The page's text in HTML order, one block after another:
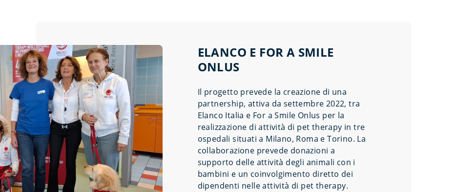
ELANCO E FOR A SMILE
ONLUS
Il progetto prevede la creazione di una
partnership, attiva da settembre 2022, tra
Elanco Italia e For a Smile Onlus per la
realizzazione di attività di pet therapy in tre
ospedali situati a Milano, Roma e Torino. La
collaborazione prevede donazioni a
supporto delle attività degli animali con i
bambini e un coinvolgimento diretto dei
dipendenti nelle attività di pet therapy.